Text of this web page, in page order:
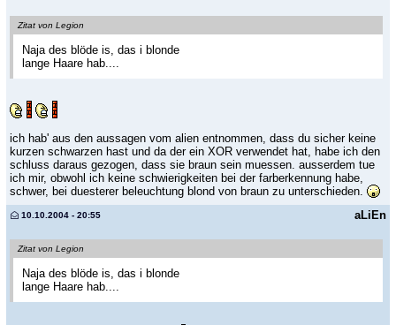
Zitat von Legion
Naja des blöde is, das i blonde
lange Haare hab....
ich hab' aus den aussagen vom alien entnommen, dass du sicher keine
kurzen schwarzen hast und da der ein XOR verwendet hat, habe ich den
schluss daraus gezogen, dass sie braun sein muessen. ausserdem tue
ich mir, obwohl ich keine schwierigkeiten bei der farberkennung habe,
schwer, bei duesterer beleuchtung blond von braun zu unterschieden.
aLiEn
10.10.2004 - 20:55
Zitat von Legion
Naja des blöde is, das i blonde
lange Haare hab....